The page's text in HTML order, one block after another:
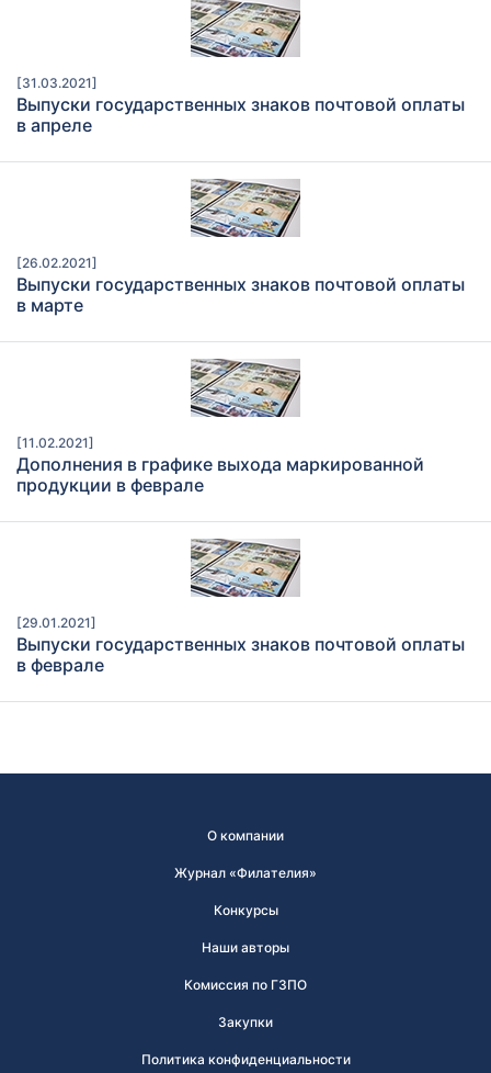
[31.03.2021]
Выпуски государственных знаков почтовой оплаты
в апреле
[26.02.2021]
Выпуски государственных знаков почтовой оплаты
в марте
[11.02.2021]
Дополнения в графике выхода маркированной
продукции в феврале
[29.01.2021]
Выпуски государственных знаков почтовой оплаты
в феврале
О компании
Журнал «Филателия»
Конкурсы
Наши авторы
Комиссия по ГЗПО
Закупки
Политика конфиденциальности